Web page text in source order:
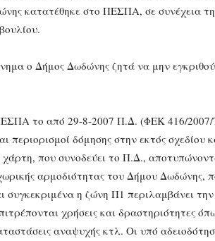
κατατέθηκε στο ΠΕΣΠΑ, σε συνέχεια
ο Δήμος Δωδώνης ζητά να μην
το από 29-8-2007 Π.Δ. (ΦΕΚ 416/
περιορισμοί δόμησης στην εκτός σχεδίου
που συνοδεύει το Π.Δ.,
αρμοδιότητας του Δήμου Δωδώνης,
η ζώνη Π1 περιλαμβάνει
χρήσεις και δραστηριότητες
αναψυχής κτλ. Οι υπό